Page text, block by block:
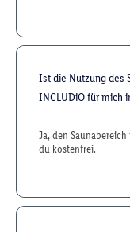
Ist die Nutzung des
INCLUDiO für mich
Ja, den
du kostenfrei.